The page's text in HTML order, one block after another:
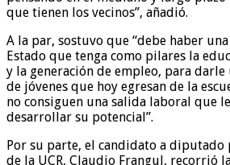
que tienen los vecinos”, añadió.
A la par, sostuvo que “debe haber
Estado que tenga como pilares la
y la generación de empleo, para
de jóvenes que hoy egresan de la
no consiguen una salida laboral que
desarrollar su potencial”.
Por su parte, el candidato a
de la UCR, Claudio Frangul, recorrió